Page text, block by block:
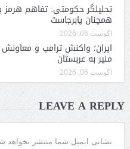
تحلیلگر حکومتی: تفاهم هرمز
همچنان پابرجاست
آگوست 06, 2026
ایران؛ واکنش ترامپ و معاونش
منیر به عربستان
آگوست 06, 2026
LEAVE A REPLY
نشانی ایمیل شما منتشر نخواهد